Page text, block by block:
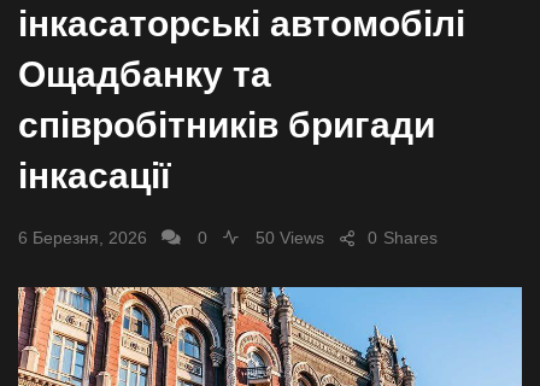
інкасаторські автомобілі
Ощадбанку та
співробітників бригади
інкасації
6 Березня, 2026 0 50 Views Shares
0